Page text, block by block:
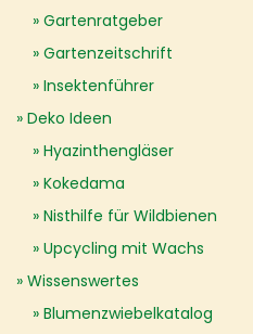
Gartenratgeber
Gartenzeitschrift
Insektenführer
Deko Ideen
Hyazinthengläser
Kokedama
Nisthilfe für Wildbienen
Upcycling mit Wachs
Wissenswertes
Blumenzwiebelkatalog